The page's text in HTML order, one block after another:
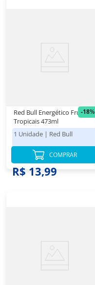
-18%
Red Bull Energético Frutas
Tropicais 473ml
1 Unidade | Red Bull
R$ 16,98
R$ 13,99
COMPRAR